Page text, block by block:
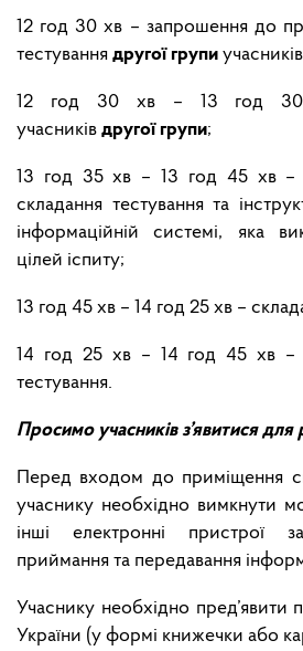
12 год 30 хв – запрошення до
тестування другої групи
12 год 30 хв – 13 год 30
учасників другої групи;
13 год 35 хв – 13 год 45 хв –
складання тестування та
інформаційній системі, яка
цілей іспиту;
13 год 45 хв – 14 год 25 хв –
14 год 25 хв – 14 год 45 хв –
тестування.
Просимо учасників з’явитися для
Перед входом до приміщення
учаснику необхідно вимкнути
інші електронні пристрої
приймання та передавання
Учаснику необхідно пред’явити
України (у формі книжечки або